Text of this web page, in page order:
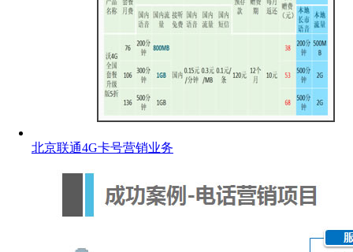
北京联通4G卡号营销业务